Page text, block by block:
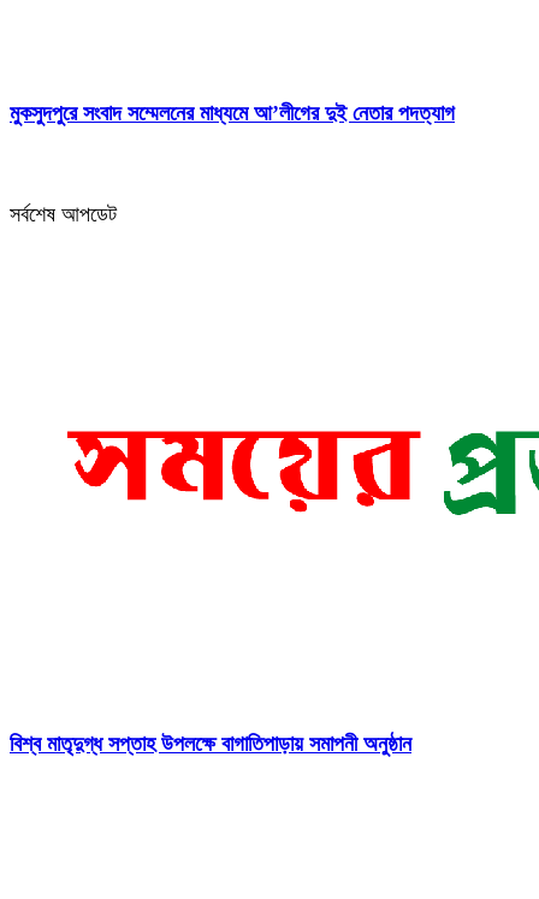
মুকসুদপুরে সংবাদ সম্মেলনের মাধ্যমে আ’লীগের দুই নেতার পদত্যাগ
সর্বশেষ আপডেট
বিশ্ব মাতৃদুগ্ধ সপ্তাহ উপলক্ষে বাগাতিপাড়ায় সমাপনী অনুষ্ঠান